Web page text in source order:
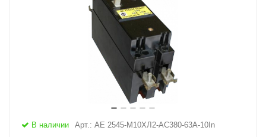
В наличии Арт.: АЕ 2545-М10ХЛ2-AC380-63А-10In